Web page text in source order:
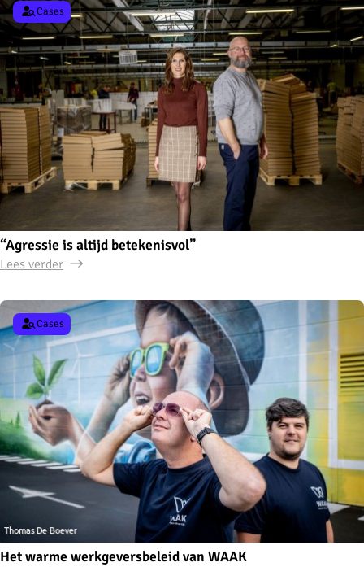
“Agressie is altijd betekenisvol”
Cases
Lees verder
Het warme werkgeversbeleid van WAAK
Cases